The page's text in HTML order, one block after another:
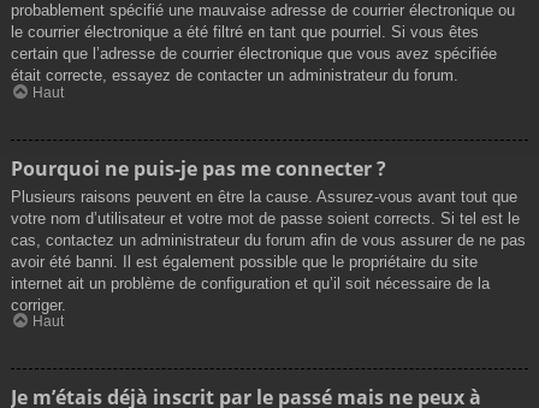
probablement spécifié une mauvaise adresse de courrier électronique ou
le courrier électronique a été filtré en tant que pourriel. Si vous êtes
certain que l’adresse de courrier électronique que vous avez spécifiée
était correcte, essayez de contacter un administrateur du forum.
Haut
Pourquoi ne puis-je pas me connecter ?
Plusieurs raisons peuvent en être la cause. Assurez-vous avant tout que
votre nom d’utilisateur et votre mot de passe soient corrects. Si tel est le
cas, contactez un administrateur du forum afin de vous assurer de ne pas
avoir été banni. Il est également possible que le propriétaire du site
internet ait un problème de configuration et qu’il soit nécessaire de la
corriger.
Haut
Je m’étais déjà inscrit par le passé mais ne peux à